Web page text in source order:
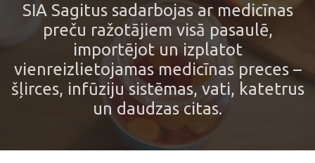
SIA Sagitus sadarbojas ar medicīnas
preču ražotājiem visā pasaulē,
importējot un izplatot
vienreizlietojamas medicīnas preces –
šļirces, infūziju sistēmas, vati, katetrus
un daudzas citas.